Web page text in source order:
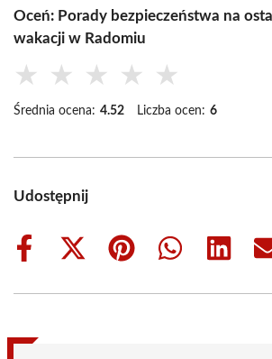
Oceń: Porady bezpieczeństwa na
wakacji w Radomiu
★ ★ ★ ★ ★
Średnia ocena: 4.52 Liczba ocen: 6
Udostępnij
Share
Share
(Twitter)
Share
Share
Share